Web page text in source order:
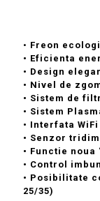
• Freon
• Eficienta
• Design
• Nivel de
• Sistem de
• Sistem
• Interfata
• Senzor
• Functie noua
• Control
• Posibilitate
25/35)